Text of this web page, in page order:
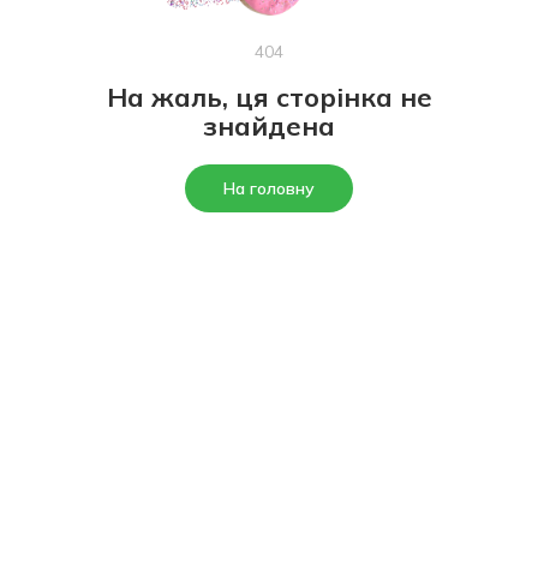
404
На жаль, ця сторінка не
знайдена
На головну